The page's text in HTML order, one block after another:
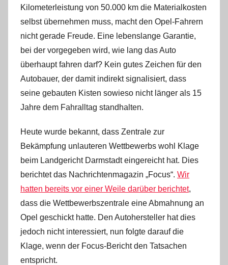
Kilometerleistung von 50.000 km die Materialkosten
selbst übernehmen muss, macht den Opel-Fahrern
nicht gerade Freude. Eine lebenslange Garantie,
bei der vorgegeben wird, wie lang das Auto
überhaupt fahren darf? Kein gutes Zeichen für den
Autobauer, der damit indirekt signalisiert, dass
seine gebauten Kisten sowieso nicht länger als 15
Jahre dem Fahralltag standhalten.
Heute wurde bekannt, dass Zentrale zur
Bekämpfung unlauteren Wettbewerbs wohl Klage
beim Landgericht Darmstadt eingereicht hat. Dies
berichtet das Nachrichtenmagazin „Focus“. Wir
hatten bereits vor einer Weile darüber berichtet,
dass die Wettbewerbszentrale eine Abmahnung an
Opel geschickt hatte. Den Autohersteller hat dies
jedoch nicht interessiert, nun folgte darauf die
Klage, wenn der Focus-Bericht den Tatsachen
entspricht.